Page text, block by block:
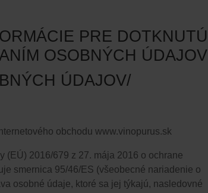
PRE DOTKNUTÚ
OSOBNÝCH ÚDAJOV​​
ÚDAJOV/
obchodu​​www.vinopurus.sk
(EÚ) 2016/679 z 27. mája 2016 o ochrane
smernica 95/46/ES (všeobecné nariadenie o
osobné údaje, ktoré sa jej týkajú,​​ nasledovné